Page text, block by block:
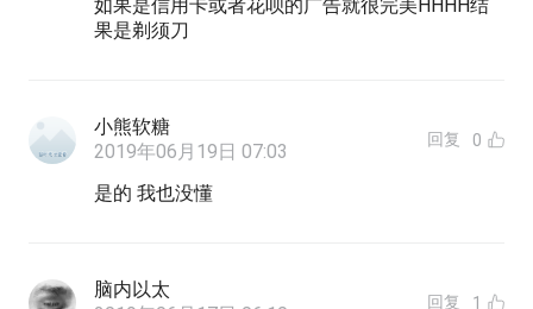
如果是信用卡或者花呗的广告就很完美HHHH结
果是剃须刀
小熊软糖
2019年06月19日 07:03
回复 0
是的 我也没懂
脑内以太
回复 1